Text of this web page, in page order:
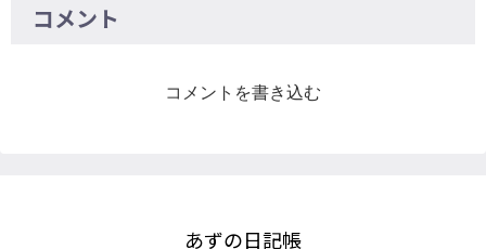
コメント
コメントを書き込む
あずの日記帳